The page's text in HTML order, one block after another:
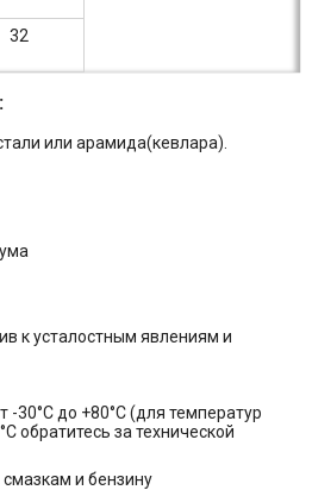
32
или арамида(кевлара).
к усталостным явлениям и
30°C до +80°C (для температур
обратитесь за технической
и бензину